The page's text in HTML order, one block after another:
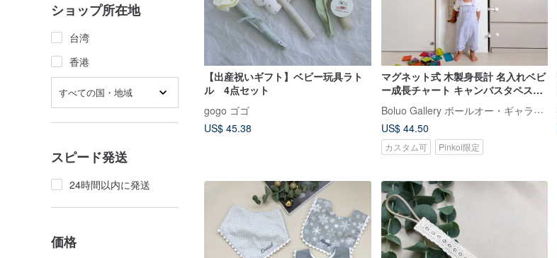
ショップ所在地
台湾
香港
すべての国・地域
スピード発送
24時間以内に発送
価格
【出産祝いギフト】ベビー玩具ラト
ル 4点セット
gogo ゴゴ
US$ 45.38
マグネット式 木製身長計 名入れベビ
ー成長チャート キャンバスタペスト
リー 出産祝い・一歳祝いギフト
Boluo Gallery ボールオー・ギャラリー
US$ 44.50
カスタム可 Pinkoi限定